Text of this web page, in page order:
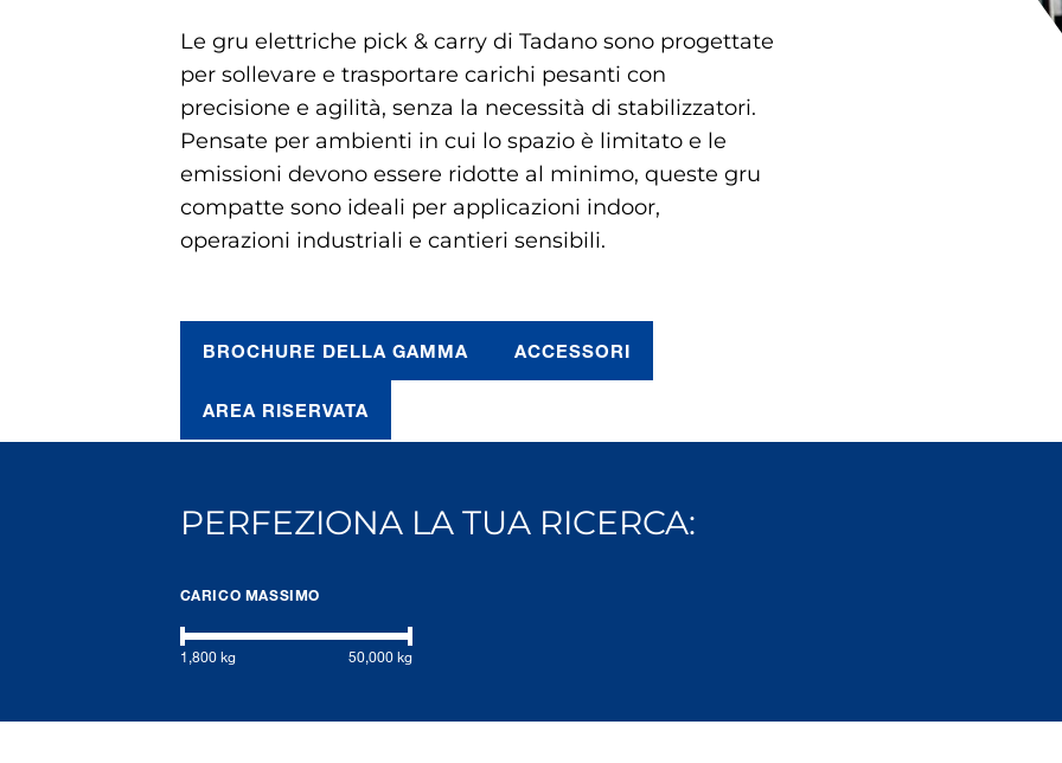
Le gru elettriche pick & carry di Tadano sono progettate
per sollevare e trasportare carichi pesanti con
precisione e agilità, senza la necessità di stabilizzatori.
Pensate per ambienti in cui lo spazio è limitato e le
emissioni devono essere ridotte al minimo, queste gru
compatte sono ideali per applicazioni indoor,
operazioni industriali e cantieri sensibili.
BROCHURE DELLA GAMMA ACCESSORI
AREA RISERVATA
PERFEZIONA LA TUA RICERCA:
CARICO MASSIMO
1,800 kg 50,000 kg